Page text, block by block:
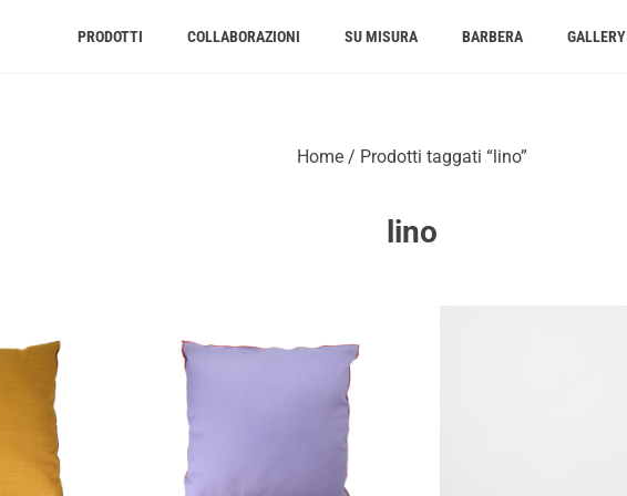
PRODOTTI COLLABORAZIONI SU MISURA BARBERA GALLERY
Home/ Prodotti taggati “lino”
lino